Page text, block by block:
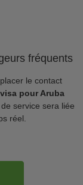
fréquents
le contact
visa pour Aruba
service sera liée
réel.